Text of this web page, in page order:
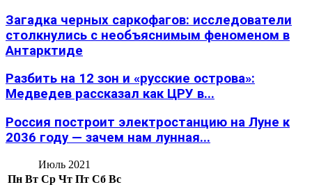
Загадка черных саркофагов: исследователи
столкнулись с необъяснимым феноменом в
Антарктиде
Разбить на 12 зон и «русские острова»:
Медведев рассказал как ЦРУ в...
Россия построит электростанцию на Луне к
2036 году — зачем нам лунная...
Июль 2021
Пн Вт Ср Чт Пт Сб Вс